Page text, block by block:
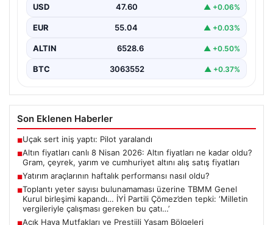
fiyatları
{ "title": "8 Nisan 2026 Altın Fiyatları Canlı Takip: Gram,
Çeyrek ve Cumhuriyet Altını…
USD 47.60 ▲ +0.06%
EUR 55.04 ▲ +0.03%
ALTIN 6528.6 ▲ +0.50%
BTC 3063552 ▲ +0.37%
Son Eklenen Haberler
■Uçak sert iniş yaptı: Pilot yaralandı
■Altın fiyatları canlı 8 Nisan 2026: Altın fiyatları ne kadar oldu?
Gram, çeyrek, yarım ve cumhuriyet altını alış satış fiyatları
■Yatırım araçlarının haftalık performansı nasıl oldu?
■Toplantı yeter sayısı bulunamaması üzerine TBMM Genel
Kurul birleşimi kapandı… İYİ Partili Çömez’den tepki: ‘Milletin
vergileriyle çalışması gereken bu çatı…’
■Açık Hava Mutfakları ve Prestijli Yaşam Bölgeleri